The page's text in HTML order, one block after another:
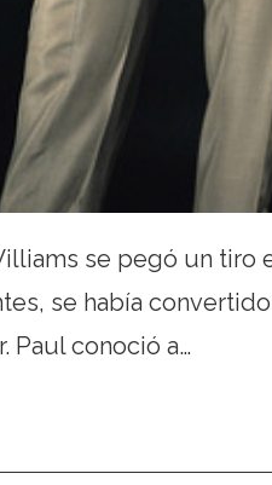
se pegó un tiro
se había
Paul conoció a…